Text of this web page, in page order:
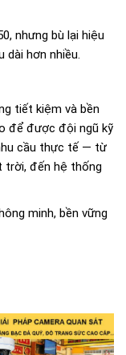
nhưng bù lại hiệu
hơn nhiều.
tiết kiệm và bền
để được đội ngũ kỹ
cầu thực tế — từ
trời, đến hệ thống
minh, bền vững